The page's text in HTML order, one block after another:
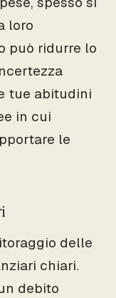
loro
può ridurre lo
tue abitudini
in cui
le
delle
chiari.
debito